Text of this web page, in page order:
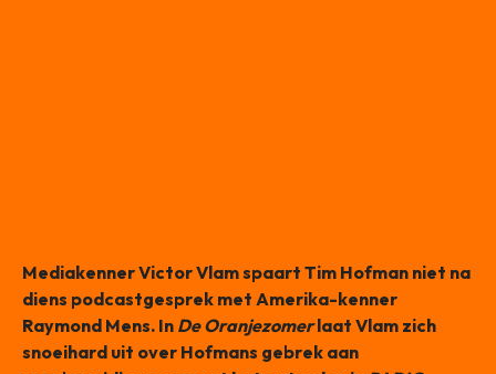
Mediakenner Victor Vlam spaart Tim Hofman niet na
diens podcastgesprek met Amerika-kenner
Raymond Mens. In De Oranjezomerlaat Vlam zich
snoeihard uit over Hofmans gebrek aan